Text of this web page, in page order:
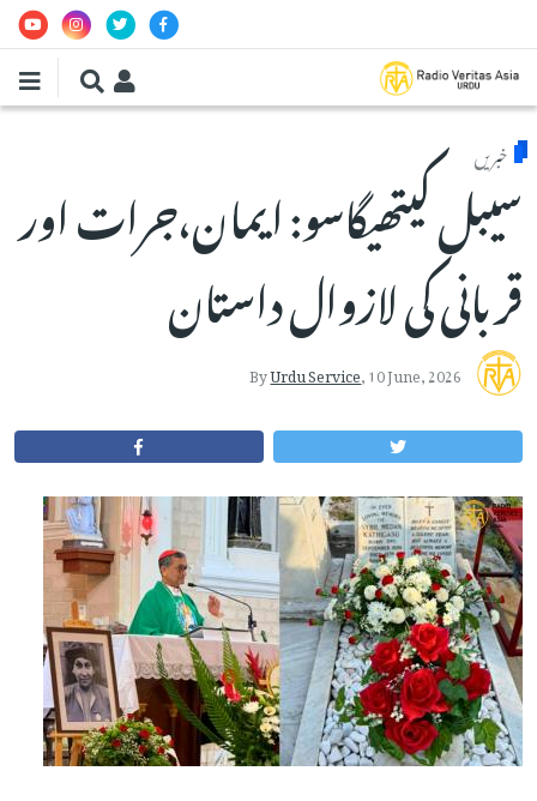
خبریں
سیبل کیتھیگاسو: ایمان،جرات اور
قربانی کی لازوال داستان
ByUrdu Service,10 June, 2026